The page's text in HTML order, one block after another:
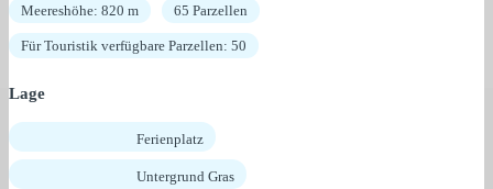
Meereshöhe: 820 m 65 Parzellen
Für Touristik verfügbare Parzellen: 50
Lage
Ferienplatz
Untergrund Gras